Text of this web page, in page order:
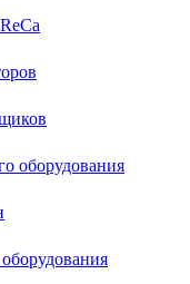
оборудования